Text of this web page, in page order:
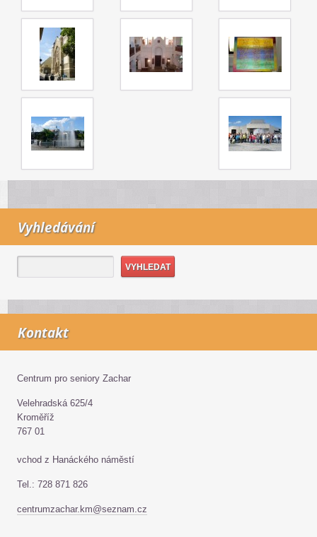
Vyhledávání
Kontakt
Centrum pro seniory Zachar
Velehradská 625/4
Kroměříž
767 01
vchod z Hanáckého náměstí
Tel.: 728 871 826
centrumzachar.km@seznam.cz